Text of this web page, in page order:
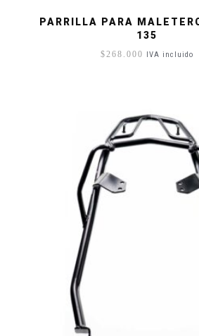
PARRILLA PARA
135
$268.000 IVA incluido